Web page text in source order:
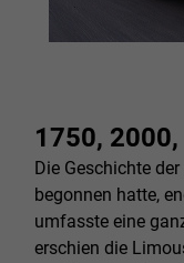
1750,
Die Geschichte
begonnen hatte,
umfasste eine
erschien die